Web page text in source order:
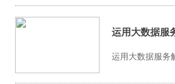
运用大数据服
运用大数据服务